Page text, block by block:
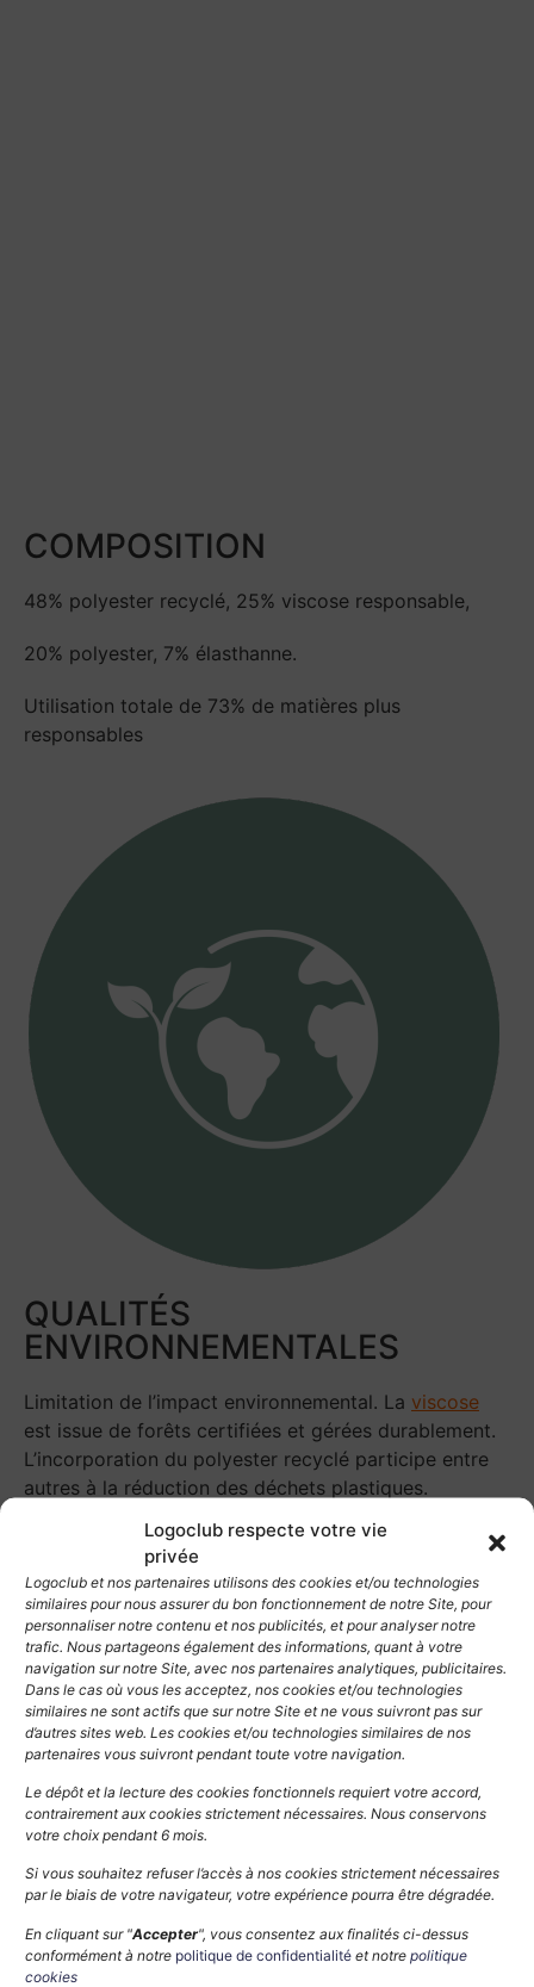
Logoclub respecte votre vie
privée
Logoclub et nos partenaires utilisons des cookies et/ou technologies
similaires pour nous assurer du bon fonctionnement de notre Site, pour
personnaliser notre contenu et nos publicités, et pour analyser notre
trafic. Nous partageons également des informations, quant à votre
navigation sur notre Site, avec nos partenaires analytiques, publicitaires.
Dans le cas où vous les acceptez, nos cookies et/ou technologies
similaires ne sont actifs que sur notre Site et ne vous suivront pas sur
d’autres sites web. Les cookies et/ou technologies similaires de nos
partenaires vous suivront pendant toute votre navigation.
Le dépôt et la lecture des cookies fonctionnels requiert votre accord,
contrairement aux cookies strictement nécessaires. Nous conservons
votre choix pendant 6 mois.
Si vous souhaitez refuser l’accès à nos cookies strictement nécessaires
par le biais de votre navigateur, votre expérience pourra être dégradée.
En cliquant sur "Accepter", vous consentez aux finalités ci-dessus
conformément à notre politique de confidentialité et notre politique
cookies
COMPOSITION
48% polyester recyclé, 25% viscose responsable,
20% polyester, 7% élasthanne.
Utilisation totale de 73% de matières plus
responsables
QUALITÉS
ENVIRONNEMENTALES
Limitation de l’impact environnemental. La viscose
est issue de forêts certifiées et gérées durablement.
L’incorporation du polyester recyclé participe entre
autres à la réduction des déchets plastiques.
LA DOUDOUNE SANS
MANCHES